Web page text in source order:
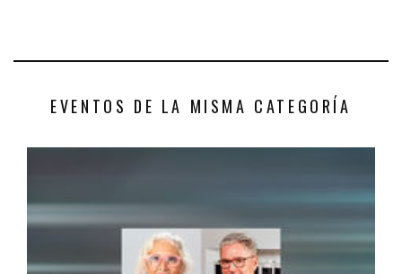
EVENTOS DE LA MISMA CATEGORÍA